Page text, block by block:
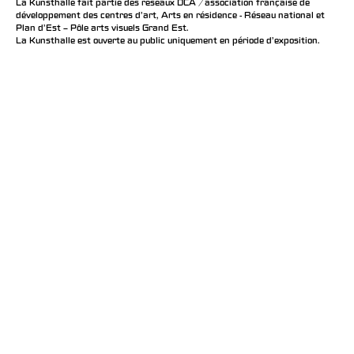
La Kunsthalle fait partie des réseaux DCA / association française de
développement des centres d'art, Arts en résidence - Réseau national et
Plan d’Est – Pôle arts visuels Grand Est.
La Kunsthalle est ouverte au public uniquement en période d'exposition.